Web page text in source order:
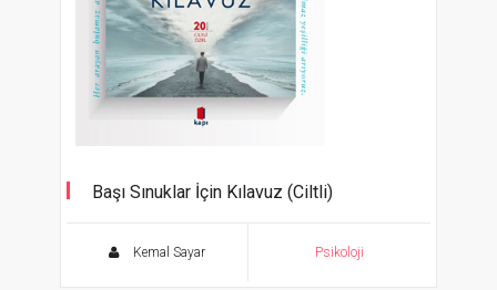
Başı Sınuklar İçin Kılavuz (Ciltli)
Kemal Sayar Psikoloji